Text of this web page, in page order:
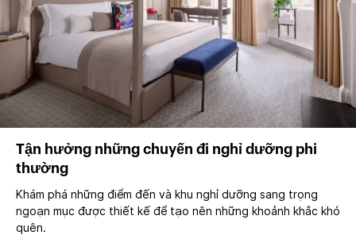
Tận hưởng những chuyến đi nghỉ dưỡng phi
thường
Khám phá những điểm đến và khu nghỉ dưỡng sang trọng
ngoạn mục được thiết kế để tạo nên những khoảnh khắc khó
quên.